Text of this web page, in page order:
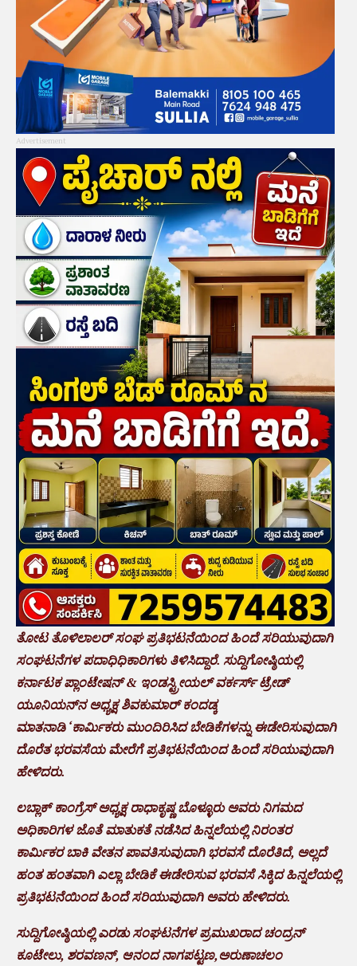
Advertisement
ತೋಟ ತೊಳಿಲಾಲರ್ ಸಂಘ ಪ್ರತಿಭಟನೆಯಿಂದ ಹಿಂದೆ ಸರಿಯುವುದಾಗಿ
ಸಂಘಟನೆಗಳ ಪದಾಧಿಧಿಕಾರಿಗಳು ತಿಳಿಸಿದ್ದಾರೆ. ಸುದ್ದಿಗೋಷ್ಠಿಯಲ್ಲಿ
ಕರ್ನಾಟಕ ಪ್ಲಾಂಟೇಷನ್ & ಇಂಡಸ್ಟ್ರೀಯಲ್ ವರ್ಕರ್ಸ್ ಟ್ರೇಡ್
ಯೂನಿಯನ್‌ನ ಅಧ್ಯಕ್ಷ ಶಿವಕುಮಾರ್ ಕಂದಡ್ಕ
ಮಾತನಾಡಿ ‘ಕಾರ್ಮಿಕರು ಮುಂದಿರಿಸಿದ ಬೇಡಿಕೆಗಳನ್ನು ಈಡೇರಿಸುವುದಾಗಿ
ದೊರೆತ ಭರವಸೆಯ ಮೇರೆಗೆ ಪ್ರತಿಭಟನೆಯಿಂದ ಹಿಂದೆ ಸರಿಯುವುದಾಗಿ
ಹೇಳಿದರು.
ಲಬ್ಲಾಕ್ ಕಾಂಗ್ರೆಸ್ ಅಧ್ಯಕ್ಷ ರಾಧಾಕೃಷ್ಣ ಬೊಳ್ಳೂರು ಅವರು ನಿಗಮದ
ಅಧಿಕಾರಿಗಳ ಜೊತೆ ಮಾತುಕತೆ ನಡೆಸಿದ ಹಿನ್ನಲೆಯಲ್ಲಿ ನಿರಂತರ
ಕಾರ್ಮಿಕರ ಬಾಕಿ ವೇತನ ಪಾವತಿಸುವುದಾಗಿ ಭರವಸೆ ದೊರೆತಿದೆ, ಅಲ್ಲದೆ
ಹಂತ ಹಂತವಾಗಿ ಎಲ್ಲಾ ಬೇಡಿಕೆ ಈಡೇರಿಸುವ ಭರವಸೆ ಸಿಕ್ಕಿದ‌ ಹಿನ್ನಲೆಯಲ್ಲಿ
ಪ್ರತಿಭಟನೆಯಿಂದ ಹಿಂದೆ ಸರಿಯುವುದಾಗಿ ಅವರು ಹೇಳಿದರು.
ಸುದ್ದಿಗೋಷ್ಠಿಯಲ್ಲಿ ಎರಡು ಸಂಘಟನೆಗಳ ಪ್ರಮುಖರಾದ ಚಂದ್ರನ್
ಕೂಟೇಲು, ಶರವಣನ್, ಆನಂದ ನಾಗಪಟ್ಟಣ,ಅರುಣಾಚಲಂ